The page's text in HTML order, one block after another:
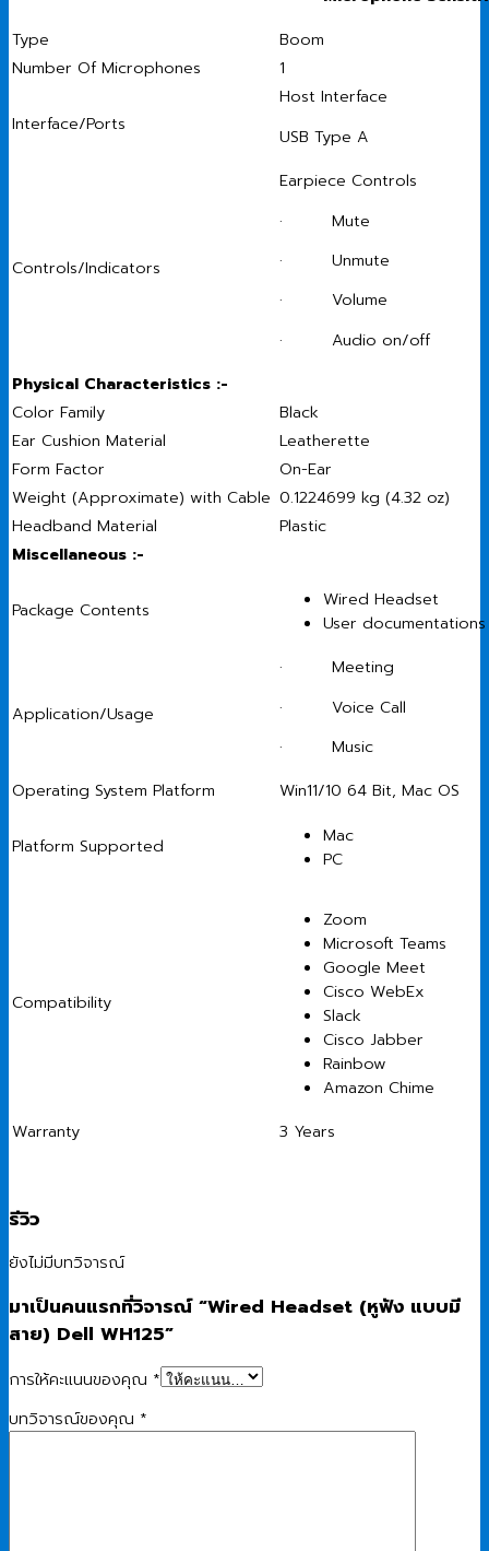
Type
Boom
Number Of Microphones
1
Interface/Ports
Host Interface
USB Type A
Controls/Indicators
Earpiece Controls
· Mute
· Unmute
· Volume
· Audio on/off
Physical Characteristics :-
Color Family
Black
Ear Cushion Material
Leatherette
Form Factor
On-Ear
Weight (Approximate) with Cable 0.1224699 kg (4.32 oz)
Headband Material
Plastic
Miscellaneous :-
Package Contents
Wired Headset
User documentations
Application/Usage
· Meeting
· Voice Call
· Music
Operating System Platform
Win11/10 64 Bit, Mac OS
Platform Supported
Mac
PC
Compatibility
Zoom
Microsoft Teams
Google Meet
Cisco WebEx
Slack
Cisco Jabber
Rainbow
Amazon Chime
Warranty
3 Years
รีวิว
ยังไม่มีบทวิจารณ์
มาเป็นคนแรกที่วิจารณ์ “Wired Headset (หูฟัง แบบมี
สาย) Dell WH125”
การให้คะแนนของคุณ *
บทวิจารณ์ของคุณ *